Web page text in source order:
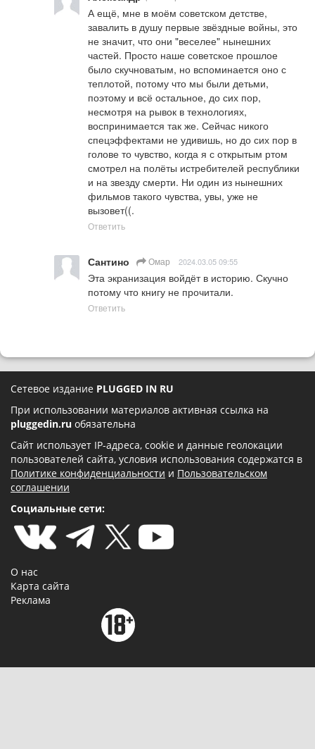
А ещё, мне в моём советском детстве,
завалить в душу первые звёздные войны, это
не значит, что они "веселее" нынешних
частей. Просто наше советское прошлое
было скучноватым, но вспоминается оно с
теплотой, потому что мы были детьми,
поэтому и всё остальное, до сих пор,
несмотря на рывок в технологиях,
воспринимается так же. Сейчас никого
спецэффектами не удивишь, но до сих пор в
голове то чувство, когда я с открытым ртом
смотрел на полёты истребителей республики
и на звезду смерти. Ни один из нынешних
фильмов такого чувства, увы, уже не
вызовет((.
Ответить
Сантино Омар 2024.03.05 09:55
Эта экранизация войдёт в историю. Скучно
потому что книгу не прочитали.
Ответить
Сетевое издание PLUGGED IN RU
При использовании материалов активная ссылка на
pluggedin.ru обязательна
Сайт использует IP-адреса, cookie и данные геолокации
пользователей сайта, условия использования содержатся в
Политике конфиденциальности и Пользовательском
соглашении
Социальные сети:
О нас
Карта сайта
Реклама